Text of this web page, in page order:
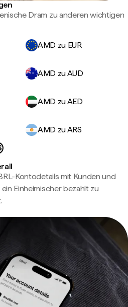
Dram zu anderen wichtigen
AMD zu EUR
AMD zu AUD
AMD zu AED
AMD zu ARS
Kontodetails mit Kunden und
Einheimischer bezahlt zu